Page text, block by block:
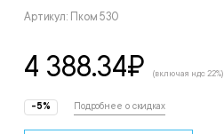
Артикул: Пком 530
4 388.34₽ (включая ндс 22%)
-5% Подробнее о скидках